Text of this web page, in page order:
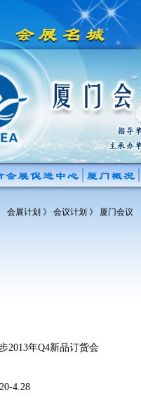
会展计划 》 会议计划 》 厦门会议
2013年Q4新品订货会
4.28